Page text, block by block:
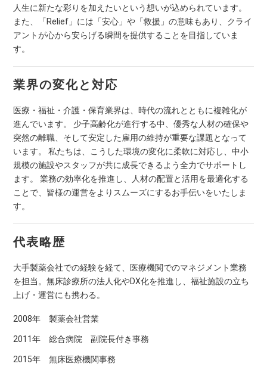
人生に新たな彩りを加えたいという想いが込められています。
また、「Relief」には「安心」や「救援」の意味もあり、クライ
アントが心から安らげる瞬間を提供することを目指していま
す。
業界の変化と対応
医療・福祉・介護・保育業界は、時代の流れとともに複雑化が
進んでいます。 少子高齢化が進行する中、優秀な人材の確保や
突然の離職、そして安定した雇用の維持が重要な課題となって
います。 私たちは、こうした環境の変化に柔軟に対応し、中小
規模の施設やスタッフが共に成長できるよう全力でサポートし
ます。 業務の効率化を推進し、人材の配置と活用を最適化する
ことで、皆様の運営をよりスムーズにするお手伝いをいたしま
す。
代表略歴
大手製薬会社での経験を経て、医療機関でのマネジメント業務
を担当。無床診療所の法人化やDX化を推進し、福祉施設の立ち
上げ・運営にも携わる。
2008年 製薬会社営業
2011年 総合病院 副院長付き事務
2015年 無床医療機関事務